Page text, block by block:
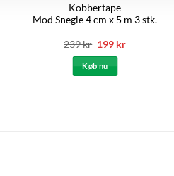
Kobbertape
Mod Snegle 4 cm x 5 m 3 stk.
239kr Den
var:
239 kr.
199 krDen
Køb nu